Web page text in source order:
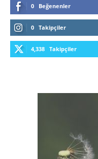
0 Beğenenler
0 Takipçiler
4,338 Takipçiler